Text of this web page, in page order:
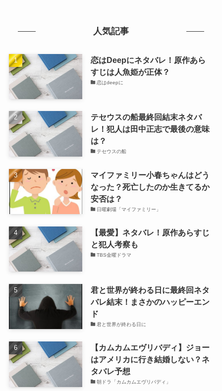
人気記事
恋はDeepにネタバレ！原作あら
すじは人魚姫が正体？
恋はdeepに
テセウスの船最終回結末ネタバ
レ！犯人は田中正志で最後の意味
は？
テセウスの船
マイファミリー小春ちゃんはどう
なった？死亡したのか生きてるか
安否は？
日曜劇場「マイファミリー」
【最愛】ネタバレ！原作あらすじ
と犯人考察も
TBS金曜ドラマ
君と世界が終わる日に最終回ネタ
バレ結末！まさかのハッピーエン
ド
君と世界が終わる日に
【カムカムエヴリバディ】ジョー
はアメリカに行き結婚しない？ネ
タバレ予想
朝ドラ「カムカムエヴリバディ」